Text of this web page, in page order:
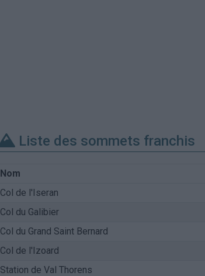
Liste des sommets franchis
Nom
Col de l'Iseran
Col du Galibier
Col du Grand Saint Bernard
Col de l'Izoard
Station de Val Thorens